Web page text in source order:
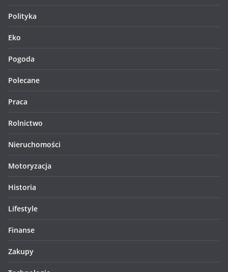
Polityka
Eko
Pogoda
Polecane
Praca
Rolnictwo
Nieruchomości
Motoryzacja
Historia
Lifestyle
Finanse
Zakupy